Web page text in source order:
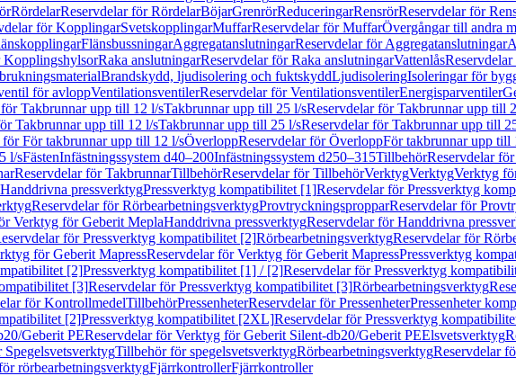
RördelarReservdelar för RördelarBöjarGrenrörReduceringarRensrörReservdelar för
för KopplingarSvetskopplingarMuffarReservdelar för MuffarÖvergångar till andra
FlänsbussningarAggregatanslutningarReservdelar för Aggregatanslutningar
KopplingshylsorRaka anslutningarReservdelar för Raka anslutningarVattenlås
Brandskydd, ljudisolering och fuktskyddLjudisoleringIsoleringar för
för avloppVentilationsventilerReservdelar för VentilationsventilerEnergisparventiler
Takbrunnar upp till 12 l/sTakbrunnar upp till 25 l/sReservdelar för Takbrunnar upp till
Takbrunnar upp till 12 l/sTakbrunnar upp till 25 l/sReservdelar för Takbrunnar upp till
för För takbrunnar upp till 12 l/sÖverloppReservdelar för ÖverloppFör takbrunnar upp till
l/sFästenInfästningssystem d40–200Infästningssystem d250–315TillbehörReservdelar
Reservdelar för TakbrunnarTillbehörReservdelar för TillbehörVerktygVerktygVerktyg
pressverktygPressverktyg kompatibilitet [1]Reservdelar för Pressverktyg
Reservdelar för RörbearbetningsverktygProvtryckningspropparReservdelar för
Verktyg för Geberit MeplaHanddrivna pressverktygReservdelar för Handdrivna
för Pressverktyg kompatibilitet [2]RörbearbetningsverktygReservdelar för
för Geberit MapressReservdelar för Verktyg för Geberit MapressPressverktyg
[2]Pressverktyg kompatibilitet [1] / [2]Reservdelar för Pressverktyg
[3]Reservdelar för Pressverktyg kompatibilitet [3]Rörbearbetningsverktyg
för KontrollmedelTillbehörPressenheterReservdelar för PressenheterPressenheter
[2]Pressverktyg kompatibilitet [2XL]Reservdelar för Pressverktyg
Geberit PEReservdelar för Verktyg för Geberit Silent-db20/Geberit PEElsvetsverktyg
SpegelsvetsverktygTillbehör för spegelsvetsverktygRörbearbetningsverktygReservdelar
rörbearbetningsverktygFjärrkontrollerFjärrkontroller